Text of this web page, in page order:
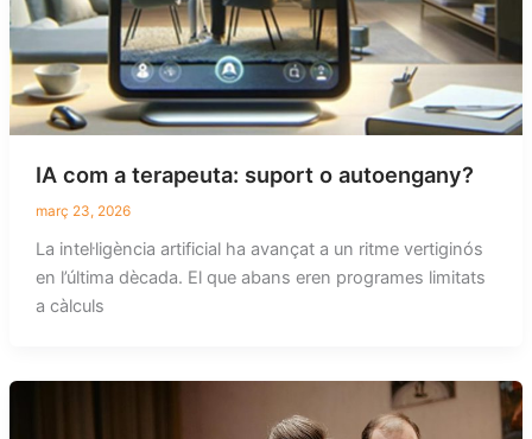
IA com a terapeuta: suport o autoengany?
març 23, 2026
La intel·ligència artificial ha avançat a un ritme vertiginós
en l’última dècada. El que abans eren programes limitats
a càlculs